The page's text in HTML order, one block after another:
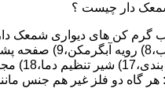
دار چیست ؟
مجاز همان برند تماس حاصل فرمایید.
هر گاه دو فلز غیر هم جنس